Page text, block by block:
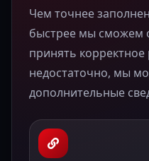
Чем точнее
быстрее мы сможем
принять
недостаточно, мы
дополнительные